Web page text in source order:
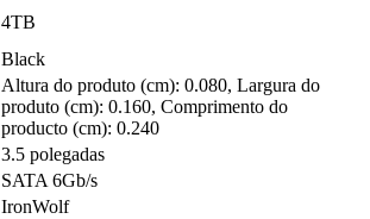
4TB
Black
Altura do produto (cm): 0.080, Largura do
produto (cm): 0.160, Comprimento do
producto (cm): 0.240
3.5 polegadas
SATA 6Gb/s
IronWolf